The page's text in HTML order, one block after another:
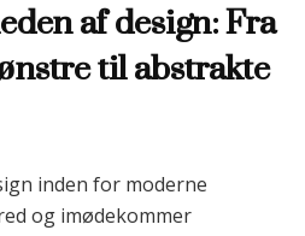
af design: Fra
til abstrakte
inden for moderne
og imødekommer